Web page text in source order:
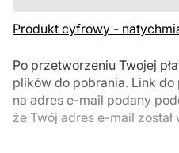
Produkt cyfrowy -
Po przetworzeniu Twojej
plików do pobrania. Link do
na adres e-mail podany
że Twój adres e-mail